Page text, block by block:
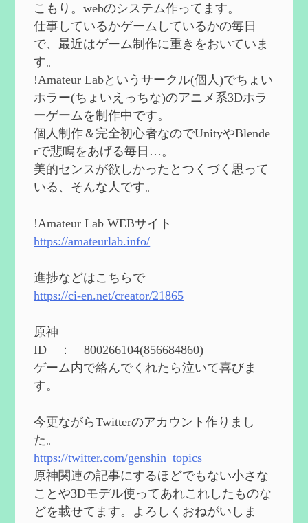
第５７回 アチーブメント「対決者・１」
を手に入れたい
を作成
2024/09/02
第５６回 ムアラニの簡易解説と使用感な
ど【0~1凸】
2024/08/11
第５５回 【無凸無モチ】エミリエを使っ
てみた感想を作成
2024/06/26
第４９回 フリーナの簡易性能紹介とテン
ションについての検証を更新
2024/05/12
能と3凸までを更新
2024/05/11
eを3BBB化してみた
2024/04/26
2024/04/03
第４８回 ヌヴィレットの性能と凸比較
更新
2024/2/10
能 それぞれの強みなどを作成
2024/2/04
第５２回 璃月精鋭狩ルート【沈玉の谷
編】を作成
2024/1/25
Ultimate Trainerの使い方【RE2】を作成
こもり。webのシステム作ってます。
仕事しているかゲームしているかの毎日
で、最近はゲーム制作に重きをおいていま
す。
!Amateur Labというサークル(個人)でちょい
ホラー(ちょいえっちな)のアニメ系3Dホラ
ーゲームを制作中です。
個人制作＆完全初心者なのでUnityやBlende
rで悲鳴をあげる毎日…。
美的センスが欲しかったとつくづく思って
いる、そんな人です。
!Amateur Lab WEBサイト
https://amateurlab.info/
進捗などはこちらで
https://ci-en.net/creator/21865
原神
ID ： 800266104(856684860)
ゲーム内で絡んでくれたら泣いて喜びま
す。
今更ながらTwitterのアカウント作りまし
た。
https://twitter.com/genshin_topics
原神関連の記事にするほどでもない小さな
ことや3Dモデル使ってあれこれしたものな
どを載せてます。よろしくおねがいしま